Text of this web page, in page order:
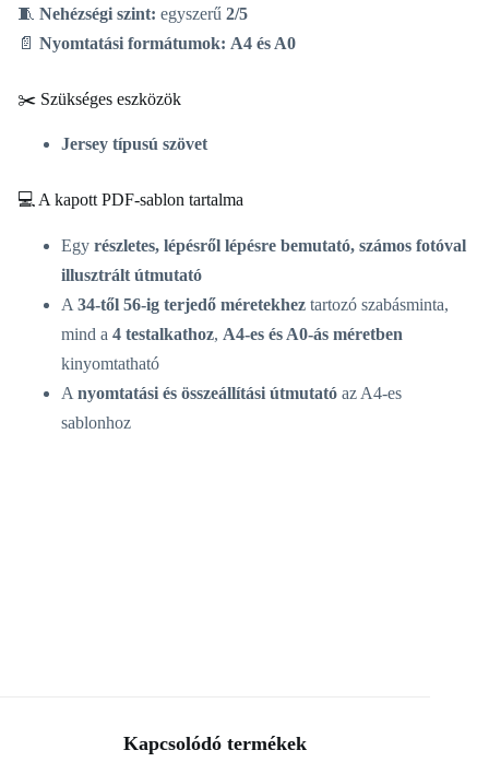
🧵 Nehézségi szint: egyszerű 2/5
📄 Nyomtatási formátumok: A4 és A0
✂️ Szükséges eszközök
Jersey típusú szövet
💻 A kapott PDF-sablon tartalma
Egy részletes, lépésről lépésre bemutató, számos fotóval
illusztrált útmutató
A 34-től 56-ig terjedő méretekhez tartozó szabásminta,
mind a 4 testalkathoz, A4-es és A0-ás méretben
kinyomtatható
A nyomtatási és összeállítási útmutató az A4-es
sablonhoz
Kapcsolódó termékek